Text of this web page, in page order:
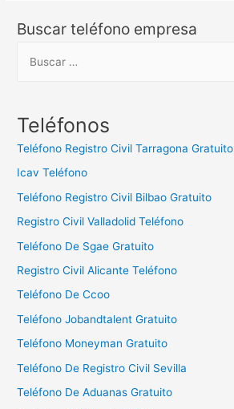
Buscar teléfono empresa
c
Teléfonos
Teléfono Registro Civil Tarragona Gratuito
Icav Teléfono
Teléfono Registro Civil Bilbao Gratuito
Registro Civil Valladolid Teléfono
Teléfono De Sgae Gratuito
Registro Civil Alicante Teléfono
Teléfono De Ccoo
Teléfono Jobandtalent Gratuito
Teléfono Moneyman Gratuito
Teléfono De Registro Civil Sevilla
Teléfono De Aduanas Gratuito